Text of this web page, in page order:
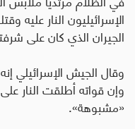
الإسرائيليون النار
الجيران الذي كان على
وقال الجيش الإسرائيلي
وإن قواته أطلقت النار
«مشبوهة».